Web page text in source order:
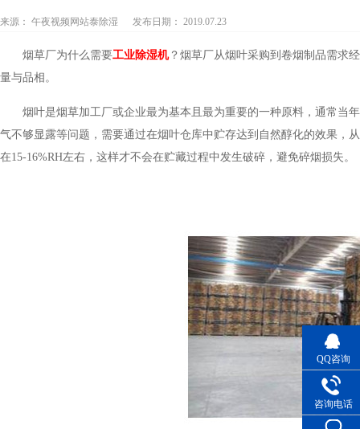
来源： 午夜视频网站泰除湿 发布日期： 2019.07.23
烟草厂为什么需要工业除湿机？烟草厂从烟叶采购到卷烟制品需求
量与品相。
烟叶是烟草加工厂或企业最为基本且最为重要的一种原料，通常当年
气不够显露等问题，需要通过在烟叶仓库中贮存达到自然醇化的效果
在15-16%RH左右，这样才不会在贮藏过程中发生破碎，避免碎烟损失。
QQ咨询
咨询电话